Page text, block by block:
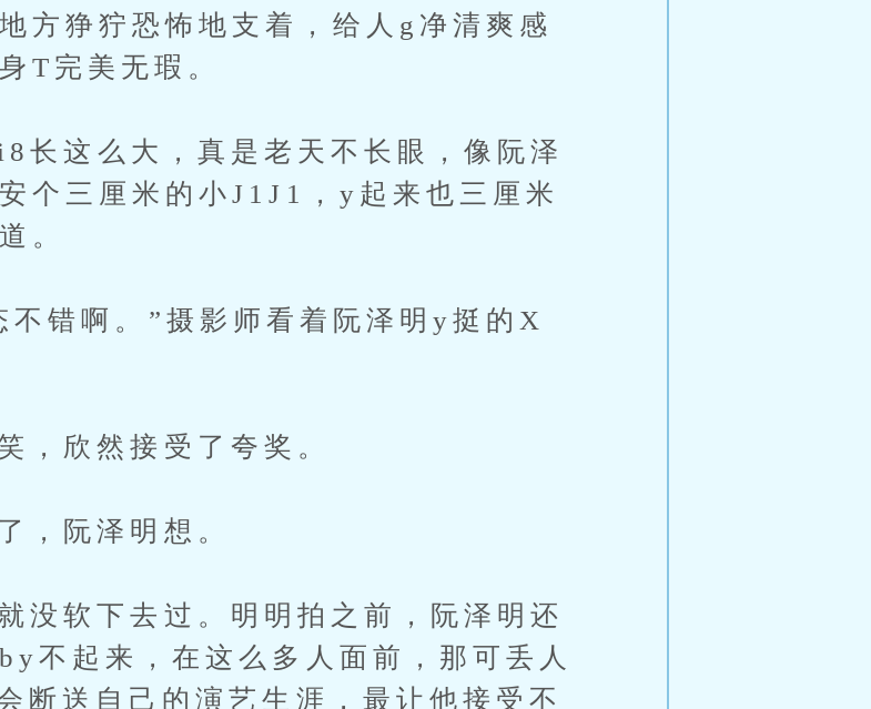
方狰狞恐怖地支着，给人g净清爽感
T完美无瑕。
么大，真是老天不长眼，像阮泽
个三厘米的小J1J1，y起来也三厘米
。
啊。”摄影师看着阮泽明y挺的X
欣然接受了夸奖。
阮泽明想。
下去过。明明拍之前，阮泽明还
不起来，在这么多人面前，那可丢人
断送自己的演艺生涯，最让他接受不